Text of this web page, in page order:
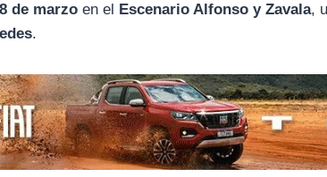
de marzo en el Escenario Alfonso y Zavala,
.